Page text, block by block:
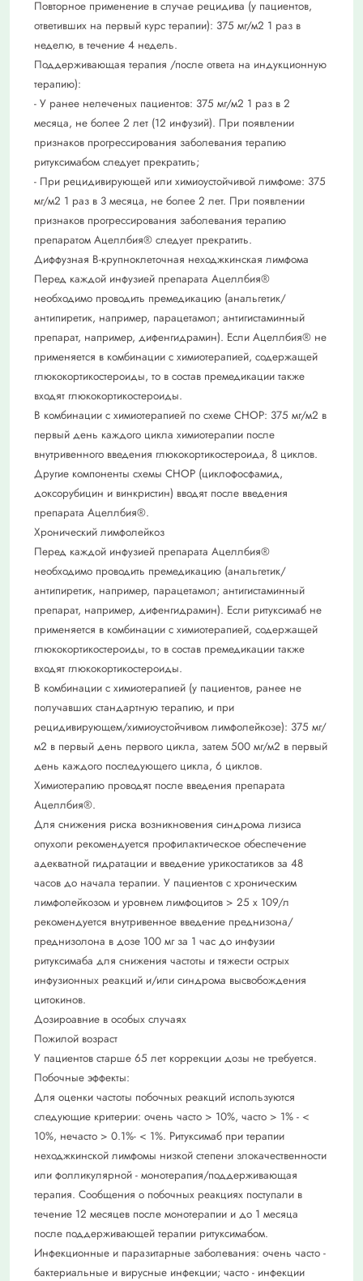
Повторное применение в случае рецидива (у пациентов,
ответивших на первый курс терапии): 375 мг/м2 1 раз в
неделю, в течение 4 недель.
Поддерживающая терапия /после ответа на индукционную
терапию):
- У ранее нелеченых пациентов: 375 мг/м2 1 раз в 2
месяца, не более 2 лет (12 инфузий). При появлении
признаков прогрессирования заболевания терапию
ритуксимабом следует прекратить;
- При рецидивирующей или химиоустойчивой лимфоме: 375
мг/м2 1 раз в 3 месяца, не более 2 лет. При появлении
признаков прогрессирования заболевания терапию
препаратом Ацеллбия® следует прекратить.
Диффузная В-крупноклеточная неходжкинская лимфома
Перед каждой инфузией препарата Ацеллбия®
необходимо проводить премедикацию (анальгетик/
антипиретик, например, парацетамол; антигистаминный
препарат, например, дифенгидрамин). Если Ацеллбия® не
применяется в комбинации с химиотерапией, содержащей
глюкокортикостероиды, то в состав премедикации также
входят глюкокортикостероиды.
В комбинации с химиотерапией по схеме CHOP: 375 мг/м2 в
первый день каждого цикла химиотерапии после
внутривенного введения глюкокортикостероида, 8 циклов.
Другие компоненты схемы CHOP (циклофосфамид,
доксорубицин и винкристин) вводят после введения
препарата Ацеллбия®.
Хронический лимфолейкоз
Перед каждой инфузией препарата Ацеллбия®
необходимо проводить премедикацию (анальгетик/
антипиретик, например, парацетамол; антигистаминный
препарат, например, дифенгидрамин). Если ритуксимаб не
применяется в комбинации с химиотерапией, содержащей
глюкокортикостероиды, то в состав премедикации также
входят глюкокортикостероиды.
В комбинации с химиотерапией (у пациентов, ранее не
получавших стандартную терапию, и при
рецидивирующем/химиоустойчивом лимфолейкозе): 375 мг/
м2 в первый день первого цикла, затем 500 мг/м2 в первый
день каждого последующего цикла, 6 циклов.
Химиотерапию проводят после введения препарата
Ацеллбия®.
Для снижения риска возникновения синдрома лизиса
опухоли рекомендуется профилактическое обеспечение
адекватной гидратации и введение урикостатиков за 48
часов до начала терапии. У пациентов с хроническим
лимфолейкозом и уровнем лимфоцитов > 25 х 109/л
рекомендуется внутривенное введение преднизона/
преднизолона в дозе 100 мг за 1 час до инфузии
ритуксимаба для снижения частоты и тяжести острых
инфузионных реакций и/или синдрома высвобождения
цитокинов.
Дозироавние в особых случаях
Пожилой возраст
У пациентов старше 65 лет коррекции дозы не требуется.
Побочные эффекты:
Для оценки частоты побочных реакций используются
следующие критерии: очень часто > 10%, часто > 1% - <
10%, нечасто > 0.1%- < 1%. Ритуксимаб при терапии
неходжкинской лимфомы низкой степени злокачественности
или фолликулярной - монотерапия/поддерживающая
терапия. Сообщения о побочных реакциях поступали в
течение 12 месяцев после монотерапии и до 1 месяца
после поддерживающей терапии ритуксимабом.
Инфекционные и паразитарные заболевания: очень часто -
бактериальные и вирусные инфекции; часто - инфекции